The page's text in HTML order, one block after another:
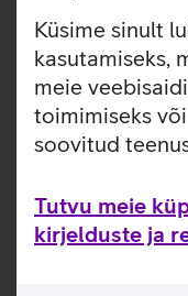
Küsime sinult
kasutamiseks,
meie
toimimiseks
soovitud
Tutvu meie
kirjelduste ja